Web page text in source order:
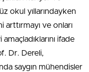
okul yıllarındayken
ve onları
ifade
Dr. Dereli,
saygın mühendisler